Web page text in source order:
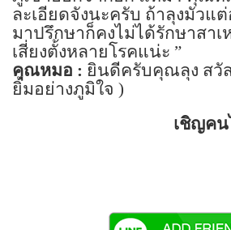
ละเอียดจังนะครับ ถ้าลุงมัวแ
มาปรึกษาก็คงไม่ได้รักษาสา
เสี่ยงตั้งหลายโรคแน่ะ ”
คุณหมอ : ยินดีครับคุณลุง สวั
ยิ้มอย่างภูมิใจ )
เชิญค